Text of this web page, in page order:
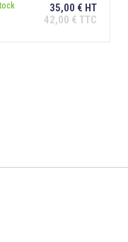
35,00 € HT
42,00 € TTC